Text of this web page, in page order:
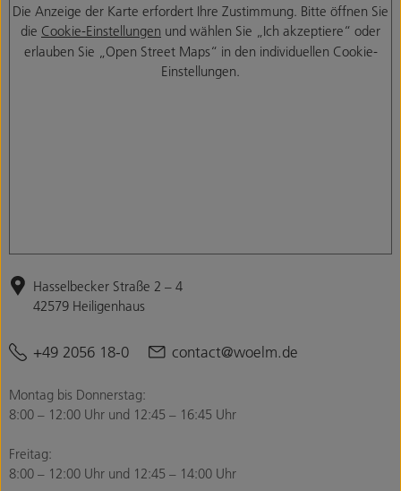
Die Anzeige der Karte erfordert Ihre Zustimmung. Bitte öffnen Sie
die Cookie-Einstellungen und wählen Sie „Ich akzeptiere“ oder
erlauben Sie „Open Street Maps“ in den individuellen Cookie-
Einstellungen.
Hasselbecker Straße 2 – 4
42579 Heiligenhaus
+49 2056 18-0 contact@woelm.de
Montag bis Donnerstag:
8:00 – 12:00 Uhr und 12:45 – 16:45 Uhr
Freitag:
8:00 – 12:00 Uhr und 12:45 – 14:00 Uhr